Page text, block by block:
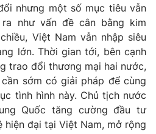
thức nếu không có sự chấp
VTV.vn khi phát hành lại
nhưng một số mục tiêu vẫn
như vấn đề cân bằng kim
Việt Nam vẫn nhập siêu
lớn. Thời gian tới, bên cạnh
trao đổi thương mại hai nước,
sớm có giải pháp để cùng
tình hình này. Chủ tịch nước
Quốc tăng cường đầu tư
hiện đại tại Việt Nam, mở rộng